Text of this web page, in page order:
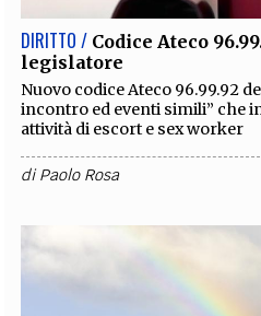
DIRITTO / Codice Ateco
legislatore
Nuovo codice Ateco 96.99.92
incontro ed eventi simili” che
attività di escort e sex worker
diPaolo Rosa